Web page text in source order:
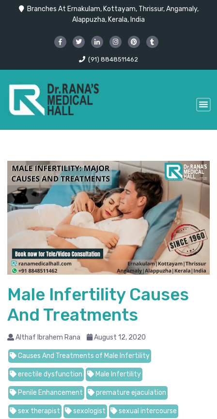
Branches At Ernakulam, Kottayam, Thrissur, Angamaly,
Alappuzha, Kerala, India
(91) 8848511462
Male Infertility Causes
And Treatments
Althaf Ibrahem Rana August 12, 2020
Causes And Treatments of Male Infertility
erectile dysfunction Male Infertility
Penile Enhancement premature ejaculation
sex therapist sexologist sexual intercourse